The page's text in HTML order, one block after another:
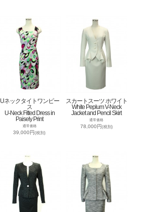
Uネックタイトワンピー
ス
U-Neck Fitted Dress in
Paisely Print
通常価格
39,000円(税別)
スカートスーツ ホワイト
White Peplum V-Neck
Jacket and Pencil Skirt
通常価格
78,000円(税別)